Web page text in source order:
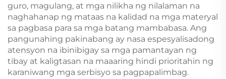
guro, magulang, at mga nilikha ng nilalaman na
naghahanap ng mataas na kalidad na mga materyal
sa pagbasa para sa mga batang mambabasa. Ang
pangunahing pakinabang ay nasa espesyalisadong
atensyon na ibinibigay sa mga pamantayan ng
tibay at kaligtasan na maaaring hindi prioritahin ng
karaniwang mga serbisyo sa pagpapalimbag.